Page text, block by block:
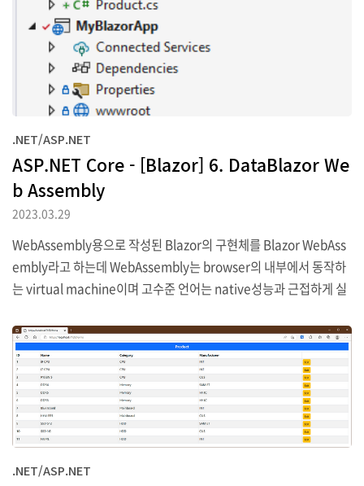
.NET/ASP.NET
ASP.NET Core - [Blazor] 6. DataBlazor We
b Assembly
2023.03.29
WebAssembly용으로 작성된 Blazor의 구현체를 Blazor WebAss
embly라고 하는데 WebAssembly는 browser의 내부에서 동작하
는 virtual machine이며 고수준 언어는 native성능과 근접하게 실
Assembly는 또한 JavaScript application에서 가능한 API들의
접근을 제공하며 이것으로 WebAssembly application이 domain
개체 model에 접근할 수 있고 단계적 style sheet를 사용하며 비동
기 HTTP요청을 시작할 수 있음을 의미합니다. Blazor WebAssem
bly라는 이름에서 알 수 있듯이 이 것은 WebAssembly virtual m..
.NET/ASP.NET